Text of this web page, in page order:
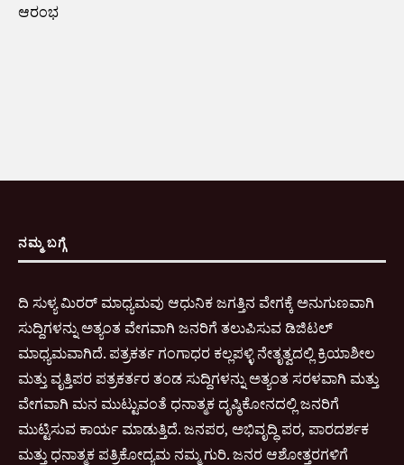
ಆರಂಭ
ನಮ್ಮ ಬಗ್ಗೆ
ದಿ ಸುಳ್ಯ ಮಿರರ್ ಮಾಧ್ಯಮವು ಆಧುನಿಕ ಜಗತ್ತಿನ ವೇಗಕ್ಕೆ ಅನುಗುಣವಾಗಿ
ಸುದ್ದಿಗಳನ್ನು ಅತ್ಯಂತ ವೇಗವಾಗಿ ಜನರಿಗೆ ತಲುಪಿಸುವ ಡಿಜಿಟಲ್
ಮಾಧ್ಯಮವಾಗಿದೆ. ಪತ್ರಕರ್ತ ಗಂಗಾಧರ ಕಲ್ಲಪಳ್ಳಿ ನೇತೃತ್ವದಲ್ಲಿ ಕ್ರಿಯಾಶೀಲ
ಮತ್ತು ವೃತ್ತಿಪರ ಪತ್ರಕರ್ತರ ತಂಡ ಸುದ್ದಿಗಳನ್ನು ಅತ್ಯಂತ ಸರಳವಾಗಿ ಮತ್ತು
ವೇಗವಾಗಿ ಮನ ಮುಟ್ಟುವಂತೆ ಧನಾತ್ಮಕ ದೃಷ್ಠಿಕೋನದಲ್ಲಿ ಜನರಿಗೆ
ಮುಟ್ಟಿಸುವ ಕಾರ್ಯ ಮಾಡುತ್ತಿದೆ. ಜನಪರ, ಅಭಿವೃದ್ಧಿ ಪರ, ಪಾರದರ್ಶಕ
ಮತ್ತು ಧನಾತ್ಮಕ ಪತ್ರಿಕೋದ್ಯಮ ನಮ್ಮ ಗುರಿ. ಜನರ ಆಶೋತ್ತರಗಳಿಗೆ